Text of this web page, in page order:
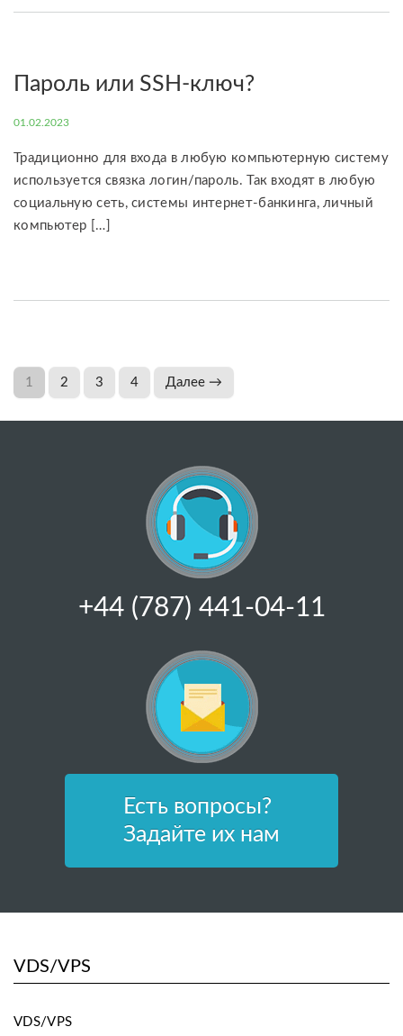
Пароль или SSH-ключ?
01.02.2023
Традиционно для входа в любую компьютерную систему
используется связка логин/пароль. Так входят в любую
социальную сеть, системы интернет-банкинга, личный
компьютер […]
1 2 3 4 Далее →
+44 (787) 441-04-11
Есть вопросы?
Задайте их нам
VDS/VPS
VDS/VPS